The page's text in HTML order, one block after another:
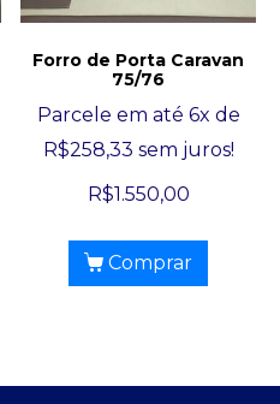
Forro de Porta Caravan
75/76
Parcele em até 6x de
R$258,33 sem juros!
R$1.550,00
Comprar